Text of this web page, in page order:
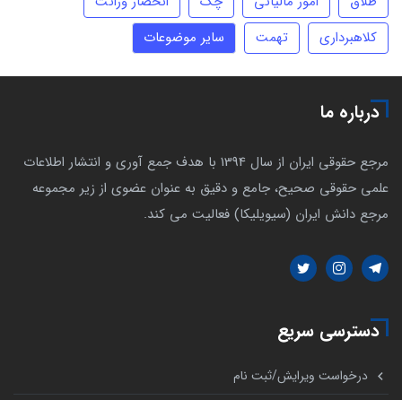
کلاهبرداری
تهمت سایر موضوعات
درباره ما
مرجع حقوقی ایران از سال 1394 با هدف جمع آوری و انتشار اطلاعات
علمی حقوقی صحیح، جامع و دقیق به عنوان عضوی از زیر مجموعه
مرجع دانش ایران (سیویلیکا) فعالیت می کند.
دسترسی سریع
درخواست ویرایش/ثبت نام